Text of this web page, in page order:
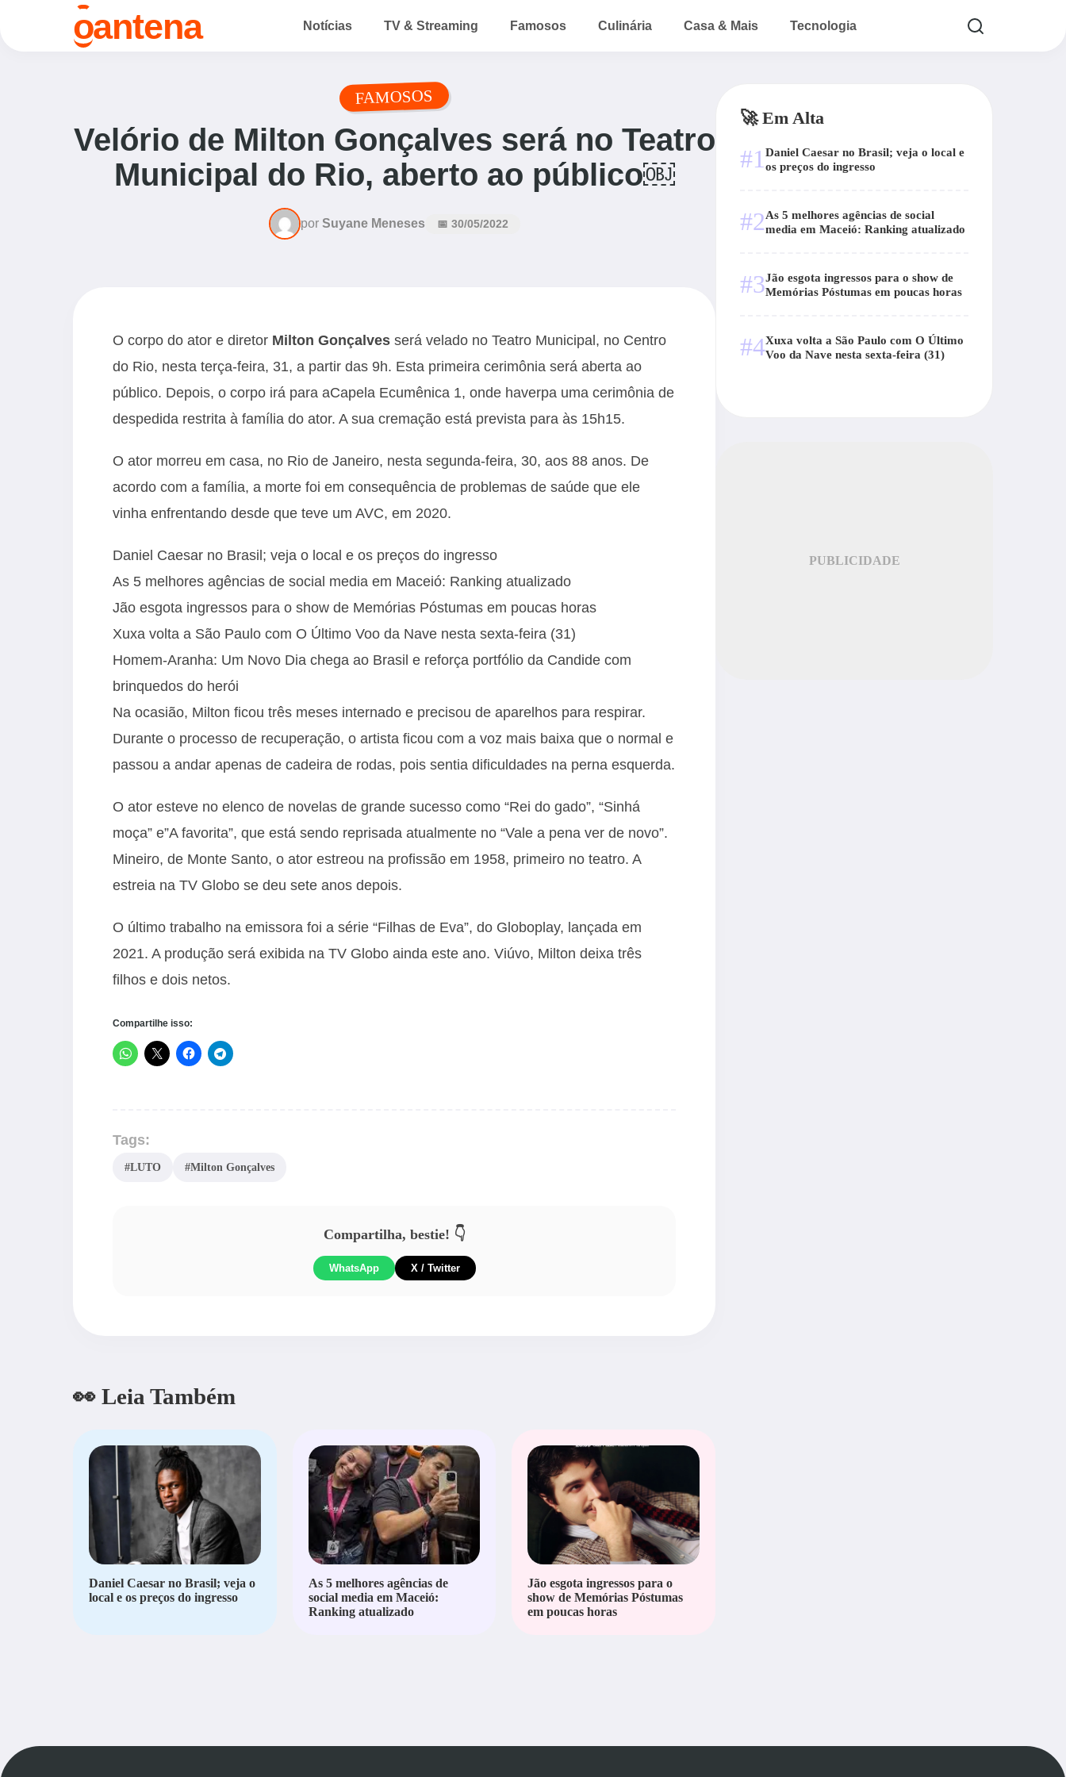
oantena Notícias TV & Streaming Famosos Culinária Casa & Mais Tecnologia
FAMOSOS
Velório de Milton Gonçalves será no Teatro
Municipal do Rio, aberto ao público￼
por Suyane Meneses 📅 30/05/2022
O corpo do ator e diretor Milton Gonçalves será velado no Teatro Municipal, no Centro
do Rio, nesta terça-feira, 31, a partir das 9h. Esta primeira cerimônia será aberta ao
público. Depois, o corpo irá para aCapela Ecumênica 1, onde haverpa uma cerimônia de
despedida restrita à família do ator. A sua cremação está prevista para às 15h15.
O ator morreu em casa, no Rio de Janeiro, nesta segunda-feira, 30, aos 88 anos. De
acordo com a família, a morte foi em consequência de problemas de saúde que ele
vinha enfrentando desde que teve um AVC, em 2020.
Daniel Caesar no Brasil; veja o local e os preços do ingresso
As 5 melhores agências de social media em Maceió: Ranking atualizado
Jão esgota ingressos para o show de Memórias Póstumas em poucas horas
Xuxa volta a São Paulo com O Último Voo da Nave nesta sexta-feira (31)
Homem-Aranha: Um Novo Dia chega ao Brasil e reforça portfólio da Candide com
brinquedos do herói
Na ocasião, Milton ficou três meses internado e precisou de aparelhos para respirar.
Durante o processo de recuperação, o artista ficou com a voz mais baixa que o normal e
passou a andar apenas de cadeira de rodas, pois sentia dificuldades na perna esquerda.
O ator esteve no elenco de novelas de grande sucesso como “Rei do gado”, “Sinhá
moça” e”A favorita”, que está sendo reprisada atualmente no “Vale a pena ver de novo”.
Mineiro, de Monte Santo, o ator estreou na profissão em 1958, primeiro no teatro. A
estreia na TV Globo se deu sete anos depois.
O último trabalho na emissora foi a série “Filhas de Eva”, do Globoplay, lançada em
2021. A produção será exibida na TV Globo ainda este ano. Viúvo, Milton deixa três
filhos e dois netos.
Compartilhe isso:
Tags:
#LUTO #Milton Gonçalves
Compartilha, bestie! 👇
WhatsApp X / Twitter
👀 Leia Também
Daniel Caesar no Brasil; veja o
local e os preços do ingresso
As 5 melhores agências de
social media em Maceió:
Ranking atualizado
Jão esgota ingressos para o
show de Memórias Póstumas
em poucas horas
🚀 Em Alta
#1 Daniel Caesar no Brasil; veja o local e
os preços do ingresso
#2As 5 melhores agências de social
media em Maceió: Ranking atualizado
#3Jão esgota ingressos para o show de
Memórias Póstumas em poucas horas
#4Xuxa volta a São Paulo com O Último
Voo da Nave nesta sexta-feira (31)
PUBLICIDADE